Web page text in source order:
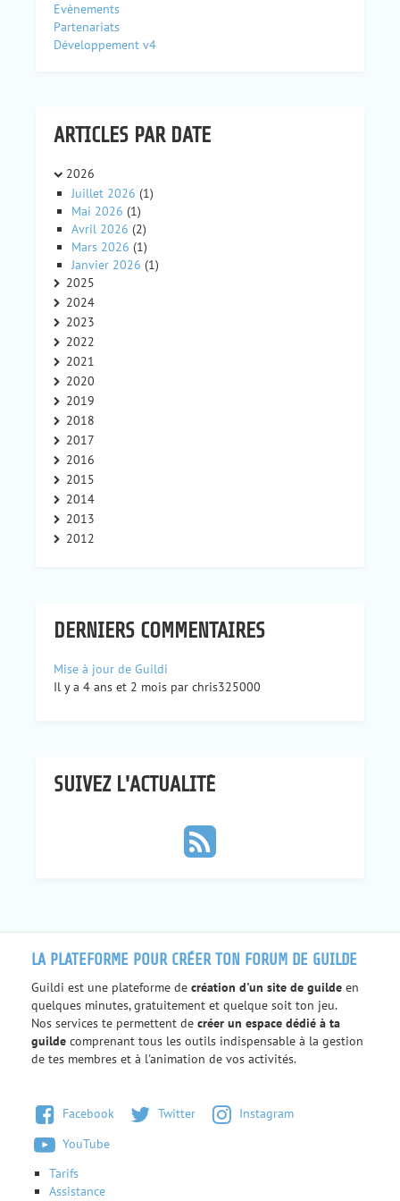
Evènements
Partenariats
Développement v4
ARTICLES PAR DATE
2026
Juillet 2026 (1)
Mai 2026 (1)
Avril 2026 (2)
Mars 2026 (1)
Janvier 2026 (1)
2025
2024
2023
2022
2021
2020
2019
2018
2017
2016
2015
2014
2013
2012
DERNIERS COMMENTAIRES
Mise à jour de Guildi
Il y a 4 ans et 2 mois par chris325000
SUIVEZ L'ACTUALITÉ
LA PLATEFORME POUR CRÉER TON FORUM DE GUILDE
Guildi est une plateforme de création d'un site de guilde en
quelques minutes, gratuitement et quelque soit ton jeu.
Nos services te permettent de créer un espace dédié à ta
guilde comprenant tous les outils indispensable à la gestion
de tes membres et à l'animation de vos activités.
Facebook Twitter
Instagram
YouTube
Tarifs
Assistance